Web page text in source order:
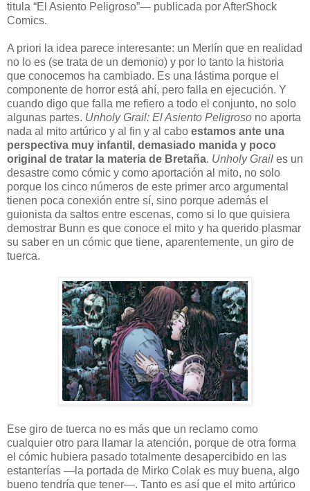
titula “El Asiento Peligroso”— publicada por AfterShock
Comics.
A priori la idea parece interesante: un Merlín que en realidad
no lo es (se trata de un demonio) y por lo tanto la historia
que conocemos ha cambiado. Es una lástima porque el
componente de horror está ahí, pero falla en ejecución. Y
cuando digo que falla me refiero a todo el conjunto, no solo
algunas partes. Unholy Grail: El Asiento Peligroso no aporta
nada al mito artúrico y al fin y al cabo estamos ante una
perspectiva muy infantil, demasiado manida y poco
original de tratar la materia de Bretaña. Unholy Grail es un
desastre como cómic y como aportación al mito, no solo
porque los cinco números de este primer arco argumental
tienen poca conexión entre sí, sino porque además el
guionista da saltos entre escenas, como si lo que quisiera
demostrar Bunn es que conoce el mito y ha querido plasmar
su saber en un cómic que tiene, aparentemente, un giro de
tuerca.
Ese giro de tuerca no es más que un reclamo como
cualquier otro para llamar la atención, porque de otra forma
el cómic hubiera pasado totalmente desapercibido en las
estanterías —la portada de Mirko Colak es muy buena, algo
bueno tendría que tener—. Tanto es así que el mito artúrico